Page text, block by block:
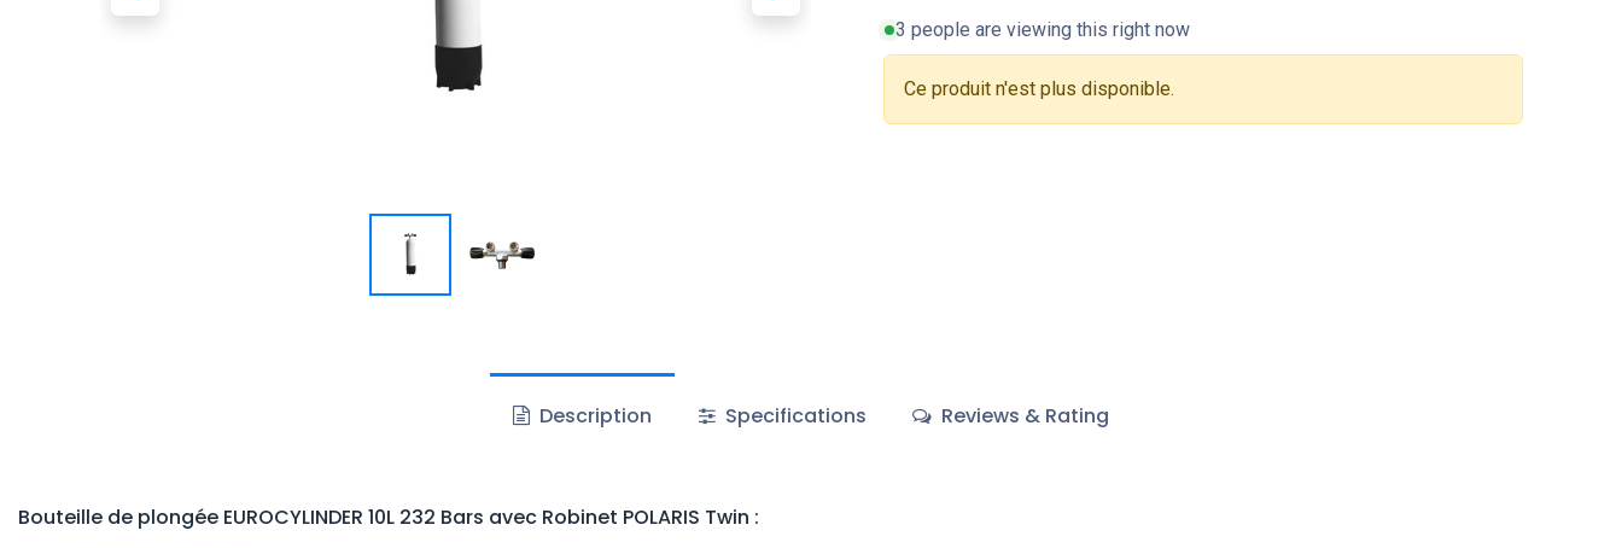
3 people are viewing this right now
Ce produit n'est plus disponible.
Description Specifications Reviews & Rating
Bouteille de plongée EUROCYLINDER 10L 232 Bars avec Robinet POLARIS Twin :